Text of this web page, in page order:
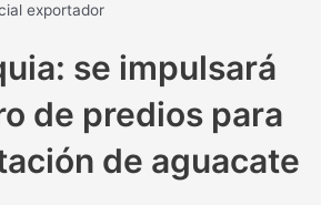
exportador
se impulsará
de predios para
de aguacate